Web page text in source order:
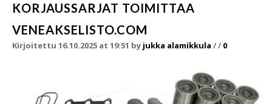
KORJAUSSARJAT TOIMITTAA
VENEAKSELISTO.COM
Kirjoitettu 16.10.2025 at 19:51 by jukka alamikkula // 0